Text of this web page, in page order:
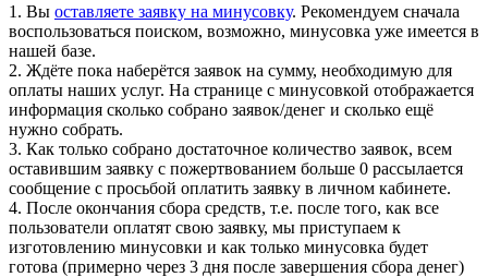
1. Вы оставляете заявку на минусовку. Рекомендуем сначала
воспользоваться поиском, возможно, минусовка уже имеется в
нашей базе.
2. Ждёте пока наберётся заявок на сумму, необходимую для
оплаты наших услуг. На странице с минусовкой отображается
информация сколько собрано заявок/денег и сколько ещё
нужно собрать.
3. Как только собрано достаточное количество заявок, всем
оставившим заявку с пожертвованием больше 0 рассылается
сообщение с просьбой оплатить заявку в личном кабинете.
4. После окончания сбора средств, т.е. после того, как все
пользователи оплатят свою заявку, мы приступаем к
изготовлению минусовки и как только минусовка будет
готова (примерно через 3 дня после завершения сбора денег)